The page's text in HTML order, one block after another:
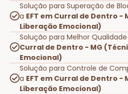
Solução para Superação de
a EFT em Curral de Dentro -
Liberação Emocional)
Solução para Melhor
Curral de Dentro - MG
Emocional)
Solução para Controle de
a EFT em Curral de Dentro -
Liberação Emocional)